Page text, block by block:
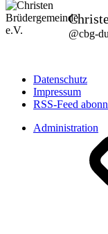
@cbg-
Datenschutz
Impressum
RSS-Feed
Administration